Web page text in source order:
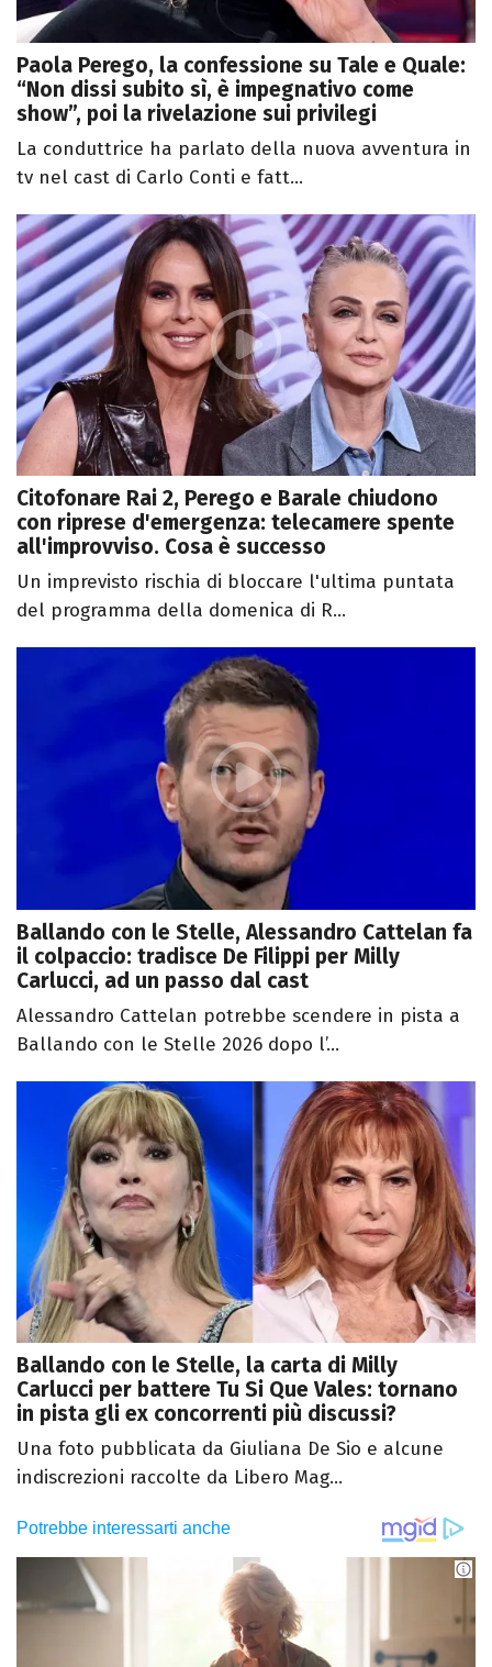
Paola Perego, la confessione su Tale e Quale:
“Non dissi subito sì, è impegnativo come
show”, poi la rivelazione sui privilegi
La conduttrice ha parlato della nuova avventura in
tv nel cast di Carlo Conti e fatt...
Citofonare Rai 2, Perego e Barale chiudono
con riprese d'emergenza: telecamere spente
all'improvviso. Cosa è successo
Un imprevisto rischia di bloccare l'ultima puntata
del programma della domenica di R...
Ballando con le Stelle, Alessandro Cattelan fa
il colpaccio: tradisce De Filippi per Milly
Carlucci, ad un passo dal cast
Alessandro Cattelan potrebbe scendere in pista a
Ballando con le Stelle 2026 dopo l’...
Ballando con le Stelle, la carta di Milly
Carlucci per battere Tu Si Que Vales: tornano
in pista gli ex concorrenti più discussi?
Una foto pubblicata da Giuliana De Sio e alcune
indiscrezioni raccolte da Libero Mag...